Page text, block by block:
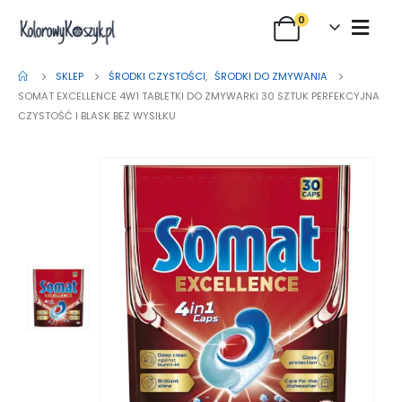
0
SKLEP ŚRODKI CZYSTOŚCI, ŚRODKI DO ZMYWANIA
SOMAT EXCELLENCE 4W1 TABLETKI DO ZMYWARKI 30 SZTUK PERFEKCYJNA
CZYSTOŚĆ I BLASK BEZ WYSIŁKU